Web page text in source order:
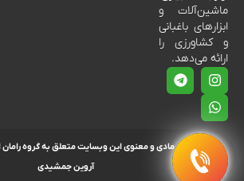
ماشین‌آلات و
ابزارهای باغبانی
و کشاورزی را
ارائه می‌دهد.
تمامی حقوق مادی و معنوی این وبسایت متعلق به گروه
آروین جمشیدی